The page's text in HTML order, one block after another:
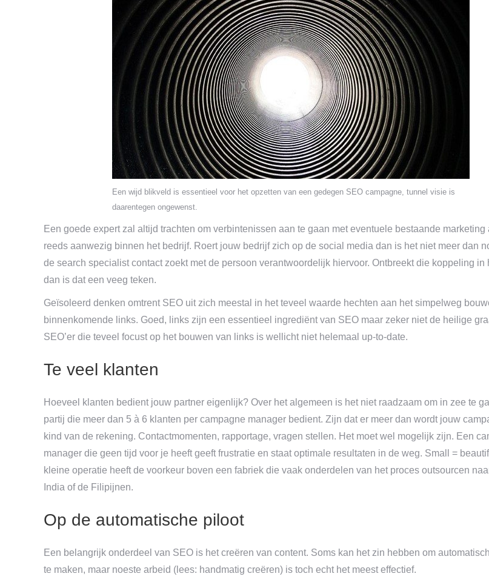
Een wijd blikveld is essentieel voor het opzetten van een gedegen SEO campagne, tunnel visie is
daarentegen ongewenst.
Een goede expert zal altijd trachten om verbintenissen aan te gaan met eventuele bestaande marketing
reeds aanwezig binnen het bedrijf. Roert jouw bedrijf zich op de social media dan is het niet meer dan
de search specialist contact zoekt met de persoon verantwoordelijk hiervoor. Ontbreekt die koppeling in
dan is dat een veeg teken.
Geïsoleerd denken omtrent SEO uit zich meestal in het teveel waarde hechten aan het simpelweg
binnenkomende links. Goed, links zijn een essentieel ingrediënt van SEO maar zeker niet de heilige
SEO’er die teveel focust op het bouwen van links is wellicht niet helemaal up-to-date.
Te veel klanten
Hoeveel klanten bedient jouw partner eigenlijk? Over het algemeen is het niet raadzaam om in zee te
partij die meer dan 5 à 6 klanten per campagne manager bedient. Zijn dat er meer dan wordt jouw
kind van de rekening. Contactmomenten, rapportage, vragen stellen. Het moet wel mogelijk zijn. Een
manager die geen tijd voor je heeft geeft frustratie en staat optimale resultaten in de weg. Small =
kleine operatie heeft de voorkeur boven een fabriek die vaak onderdelen van het proces outsourcen
India of de Filipijnen.
Op de automatische piloot
Een belangrijk onderdeel van SEO is het creëren van content. Soms kan het zin hebben om
te maken, maar noeste arbeid (lees: handmatig creëren) is toch echt het meest effectief.